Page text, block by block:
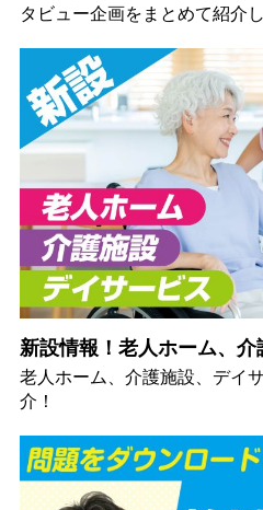
タビュー企画をまとめて紹介し
新設情報！老人ホーム、
老人ホーム、介護施設、デイ
介！